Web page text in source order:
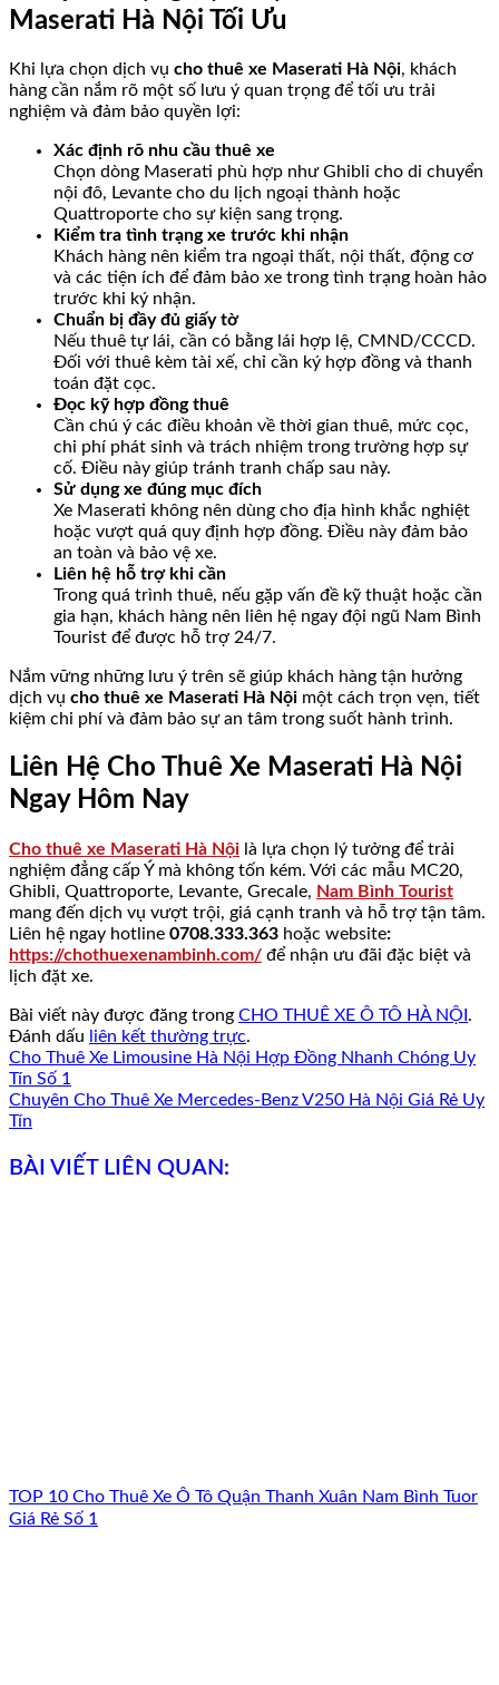
Maserati Hà Nội Tối Ưu
Khi lựa chọn dịch vụ cho thuê xe Maserati Hà Nội, khách
hàng cần nắm rõ một số lưu ý quan trọng để tối ưu trải
nghiệm và đảm bảo quyền lợi:
Xác định rõ nhu cầu thuê xe
Chọn dòng Maserati phù hợp như Ghibli cho di chuyển
nội đô, Levante cho du lịch ngoại thành hoặc
Quattroporte cho sự kiện sang trọng.
Kiểm tra tình trạng xe trước khi nhận
Khách hàng nên kiểm tra ngoại thất, nội thất, động cơ
và các tiện ích để đảm bảo xe trong tình trạng hoàn hảo
trước khi ký nhận.
Chuẩn bị đầy đủ giấy tờ
Nếu thuê tự lái, cần có bằng lái hợp lệ, CMND/CCCD.
Đối với thuê kèm tài xế, chỉ cần ký hợp đồng và thanh
toán đặt cọc.
Đọc kỹ hợp đồng thuê
Cần chú ý các điều khoản về thời gian thuê, mức cọc,
chi phí phát sinh và trách nhiệm trong trường hợp sự
cố. Điều này giúp tránh tranh chấp sau này.
Sử dụng xe đúng mục đích
Xe Maserati không nên dùng cho địa hình khắc nghiệt
hoặc vượt quá quy định hợp đồng. Điều này đảm bảo
an toàn và bảo vệ xe.
Liên hệ hỗ trợ khi cần
Trong quá trình thuê, nếu gặp vấn đề kỹ thuật hoặc cần
gia hạn, khách hàng nên liên hệ ngay đội ngũ Nam Bình
Tourist để được hỗ trợ 24/7.
Nắm vững những lưu ý trên sẽ giúp khách hàng tận hưởng
dịch vụ cho thuê xe Maserati Hà Nội một cách trọn vẹn, tiết
kiệm chi phí và đảm bảo sự an tâm trong suốt hành trình.
Liên Hệ Cho Thuê Xe Maserati Hà Nội
Ngay Hôm Nay
Cho thuê xe Maserati Hà Nội là lựa chọn lý tưởng để trải
nghiệm đẳng cấp Ý mà không tốn kém. Với các mẫu MC20,
Ghibli, Quattroporte, Levante, Grecale, Nam Bình Tourist
mang đến dịch vụ vượt trội, giá cạnh tranh và hỗ trợ tận tâm.
Liên hệ ngay hotline 0708.333.363 hoặc website:
https://chothuexenambinh.com/ để nhận ưu đãi đặc biệt và
lịch đặt xe.
Bài viết này được đăng trong CHO THUÊ XE Ô TÔ HÀ NỘI .
Đánh dấu
liên kết thường trực.
Cho Thuê Xe Limousine Hà Nội Hợp Đồng Nhanh Chóng Uy
Tín Số 1
Chuyên Cho Thuê Xe Mercedes-Benz V250 Hà Nội Giá Rẻ Uy
Tín
BÀI VIẾT LIÊN QUAN:
TOP 10 Cho Thuê Xe Ô Tô Quận Thanh Xuân Nam Bình Tuor
Giá Rẻ Số 1